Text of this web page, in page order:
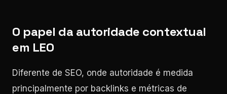
O papel da autoridade contextual
em LEO
Diferente de SEO, onde autoridade é medida
principalmente por backlinks e métricas de